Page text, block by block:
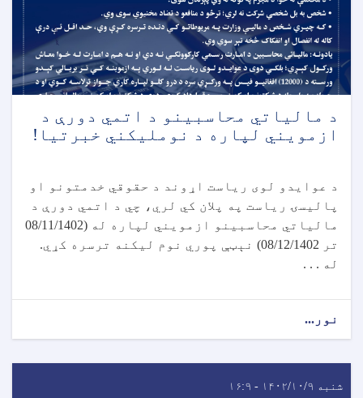
د مالياتي محاسبينو د اتمي دورې د
ازمويني لپاره د نومليکني خبرتیا!
د عوایدو لوی ریاست اړوند د حقوقي خدمتونو او
پالیسۍ ریاست په پلان کي لري، چي د اتمي دورې د
مالیاتي محاسبینو ازمویني لپاره له (08/11/1402
تر 08/12/1402) نېټې پوري نوم لیکنه ترسره کړي.
له . . .
نور...
شنبه ۱۴۰۲/۱۰/۹ - ۱۶:۹